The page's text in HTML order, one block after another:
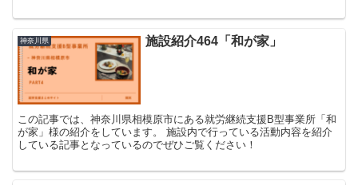
神奈川県 施設紹介464「和が家」
この記事では、神奈川県相模原市にある就労継続支援B型事業所「和
が家」様の紹介をしています。 施設内で行っている活動内容を紹介
している記事となっているのでぜひご覧ください！